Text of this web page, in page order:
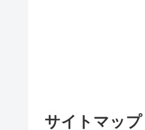
サイトマップ